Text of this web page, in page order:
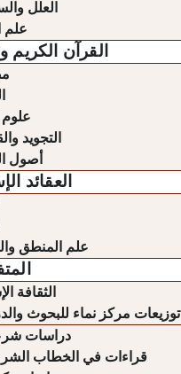
العلل
علم
القرآن الكريم
علوم
التجويد
أصول
العقائد
علم المنطق
الثقافة
توزيعات مركز نماء للبحوث
دراسات
قراءات في الخطاب